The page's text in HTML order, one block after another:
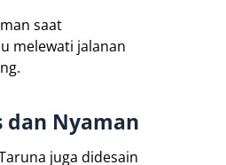
saat
melewati jalanan
dan Nyaman
juga didesain